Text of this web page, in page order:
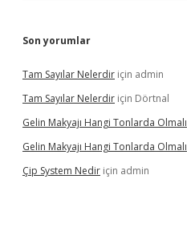
Son yorumlar
Tam Sayılar Nelerdir için admin
Tam Sayılar Nelerdir için Dörtnal
Gelin Makyajı Hangi Tonlarda Olmalı
Gelin Makyajı Hangi Tonlarda Olmalı
Çip System Nedir için admin